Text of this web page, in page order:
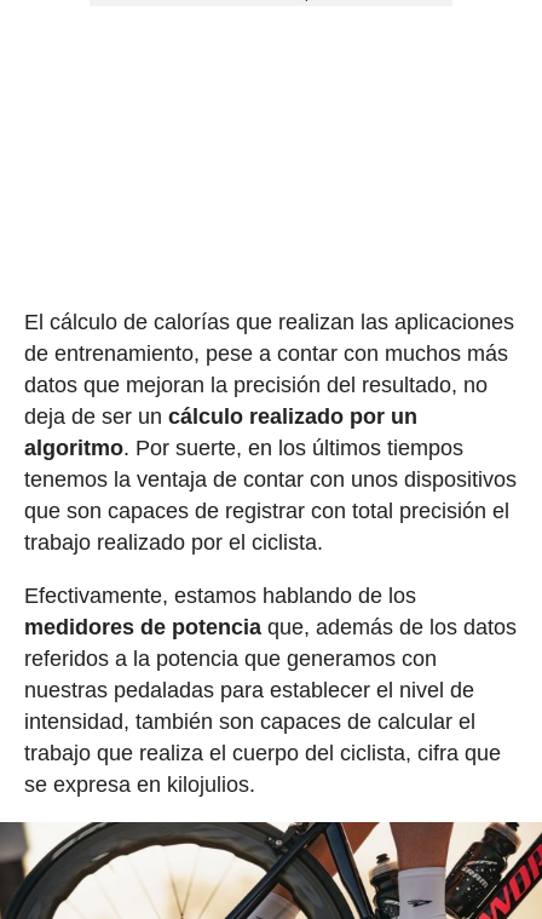
El cálculo de calorías que realizan las aplicaciones
de entrenamiento, pese a contar con muchos más
datos que mejoran la precisión del resultado, no
deja de ser un cálculo realizado por un
algoritmo. Por suerte, en los últimos tiempos
tenemos la ventaja de contar con unos dispositivos
que son capaces de registrar con total precisión el
trabajo realizado por el ciclista.
Efectivamente, estamos hablando de los
medidores de potenciaque, además de los datos
referidos a la potencia que generamos con
nuestras pedaladas para establecer el nivel de
intensidad, también son capaces de calcular el
trabajo que realiza el cuerpo del ciclista, cifra que
se expresa en kilojulios.